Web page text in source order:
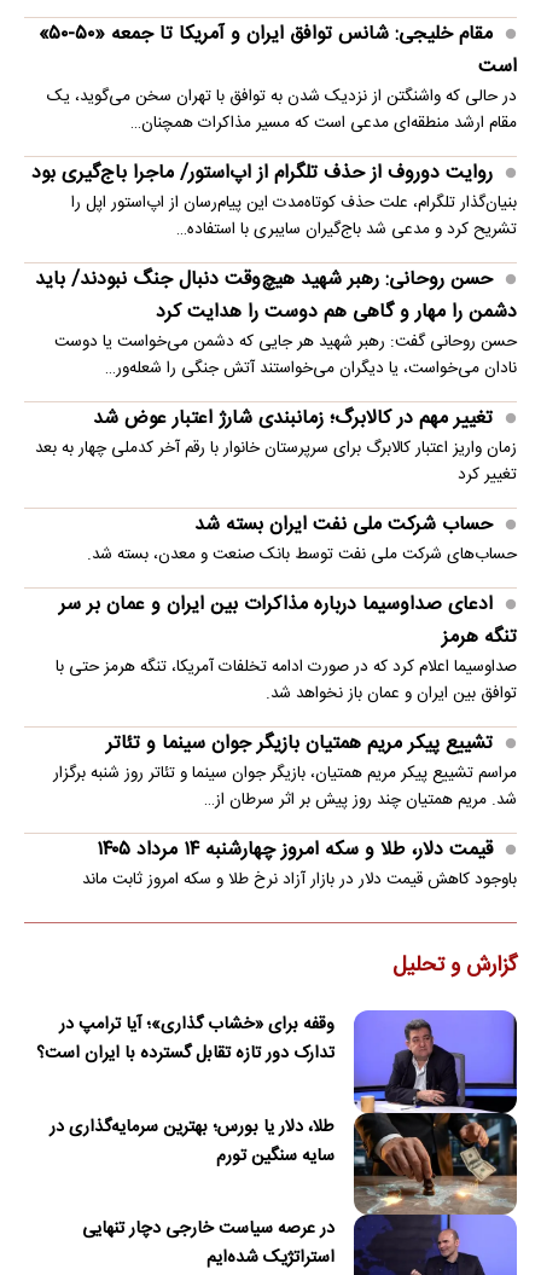
مقام خلیجی: شانس توافق ایران و آمریکا تا جمعه «۵۰-۵۰»
است
در حالی که واشنگتن از نزدیک شدن به توافق با تهران سخن می‌گوید، یک
مقام ارشد منطقه‌ای مدعی است که مسیر مذاکرات همچنان…
روایت دوروف از حذف تلگرام از اپ‌استور/ ماجرا باج‌گیری بود
بنیان‌گذار تلگرام، علت حذف کوتاه‌مدت این پیام‌رسان از اپ‌استور اپل را
تشریح کرد و مدعی شد باج‌گیران سایبری با استفاده…
حسن روحانی: رهبر شهید هیچ‌وقت دنبال جنگ نبودند/ باید
دشمن را مهار و گاهی هم دوست را هدایت کرد
حسن روحانی گفت: رهبر شهید هر جایی که دشمن می‌خواست یا دوست
نادان می‌خواست، یا دیگران می‌خواستند آتش جنگی را شعله‌ور…
تغییر مهم در کالابرگ؛ زمانبندی‌ شارژ اعتبار عوض شد
زمان واریز اعتبار کالابرگ برای سرپرستان خانوار با رقم آخر کدملی چهار به بعد
تغییر کرد
حساب‌ شرکت ملی نفت ایران بسته شد
حساب‌های شرکت ملی نفت توسط بانک صنعت و معدن، بسته شد.
ادعای صداوسیما درباره مذاکرات بین ایران و عمان بر سر
تنگه هرمز
صداوسیما اعلام کرد که در صورت ادامه تخلفات آمریکا، تنگه هرمز حتی با
توافق بین ایران و عمان باز نخواهد شد.
تشییع پیکر مریم همتیان بازیگر جوان سینما و تئاتر
مراسم تشییع پیکر مریم همتیان، بازیگر جوان سینما و تئاتر روز شنبه برگزار
شد. مریم همتیان چند روز پیش بر اثر سرطان از…
قیمت دلار، طلا و سکه امروز چهارشنبه ۱۴ مرداد ۱۴۰۵
باوجود کاهش قیمت دلار در بازار آزاد نرخ طلا و سکه امروز ثابت ماند
گزارش و تحلیل
وقفه برای «خشاب گذاری»؛ آیا ترامپ در
تدارک دور تازه تقابل گسترده با ایران است؟
طلا، دلار یا بورس؛ بهترین سرمایه‌گذاری در
سایه سنگین تورم
در عرصه سیاست خارجی دچار تنهایی
استراتژیک شده‌ایم